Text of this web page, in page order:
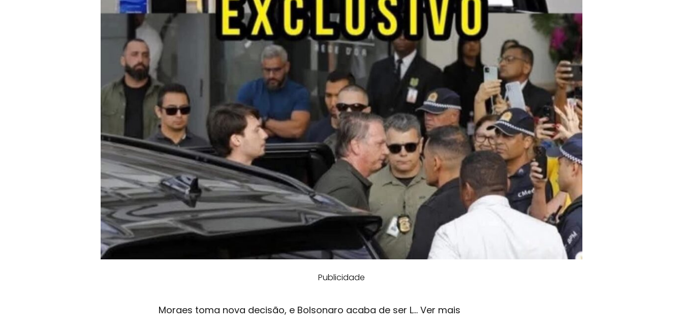
Publicidade
Moraes toma nova decisão, e Bolsonaro acaba de ser L… Ver mais